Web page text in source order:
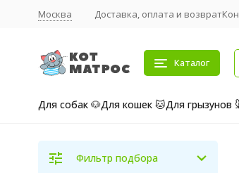
Москва Доставка, оплата и возврат
Каталог
Для собак 🐶Для кошек 🐱Для грызунов
Фильтр подбора